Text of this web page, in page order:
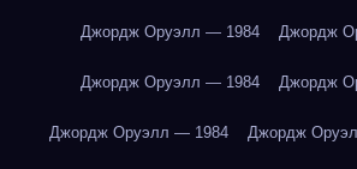
Джордж Оруэлл — 1984 Джордж
Джордж Оруэлл — 1984 Джордж
Джордж Оруэлл — 1984 Джордж